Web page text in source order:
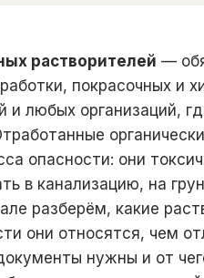
растворителей —
покрасочных и
и любых организаций,
опасности: они
в канализацию, на
разберём, какие
они относятся, чем
нужны и от